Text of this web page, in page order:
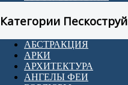
Категории Пескоструй
АБСТРАКЦИЯ
АРКИ
АРХИТЕКТУРА
АНГЕЛЫ ФЕИ